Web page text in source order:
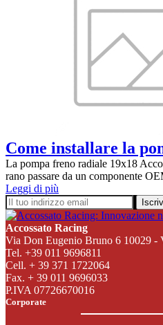
Come installare la
La pompa freno radiale 19x18
rano passare da un componente
Leggi di più
Accossato Racing
Via Don Eugenio Bruno 6 10029 -
Tel. +39 011 9696811
Cell. + 39 371 1722064
Fax. + 39 011 9696033
P.IVA 07726670016
Corporate